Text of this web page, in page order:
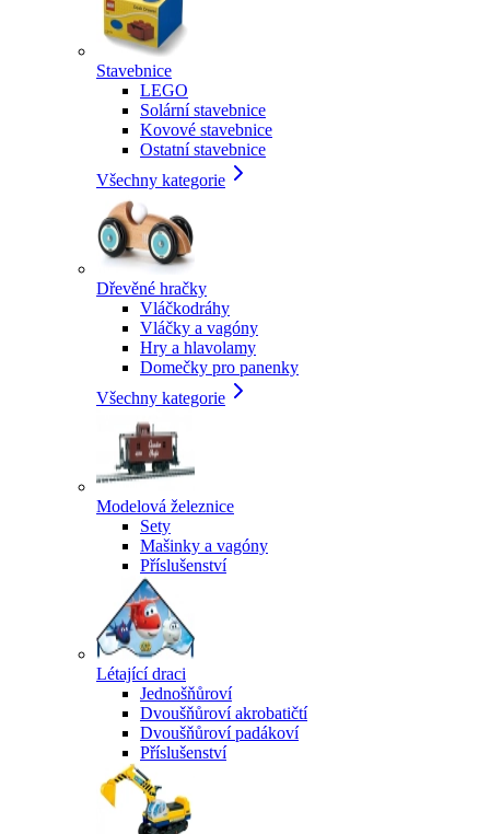
Stavebnice
LEGO
Solární stavebnice
Kovové stavebnice
Ostatní stavebnice
Všechny kategorie
Dřevěné hračky
Vláčkodráhy
Vláčky a vagóny
Hry a hlavolamy
Domečky pro panenky
Všechny kategorie
Modelová železnice
Sety
Mašinky a vagóny
Příslušenství
Létající draci
Jednošňůroví
Dvoušňůroví akrobatičtí
Dvoušňůroví padákoví
Příslušenství